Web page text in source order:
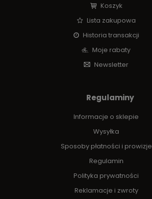
Koszyk
Lista zakupowa
Historia transakcji
Moje rabaty
Newsletter
Regulaminy
Informacje o sklepie
Wysyłka
Sposoby płatności i prowizje
Regulamin
Polityka prywatności
Reklamacje i zwroty